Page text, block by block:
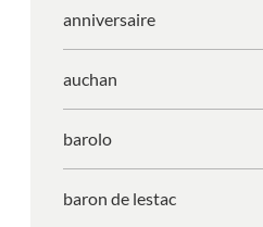
anniversaire
auchan
barolo
baron de lestac